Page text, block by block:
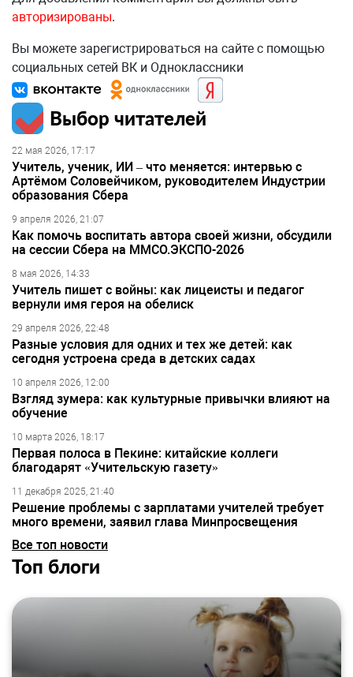
авторизированы.
Вы можете зарегистрироваться на сайте с помощью
социальных сетей ВК и Одноклассники
Выбор читателей
22 мая 2026, 17:17
Учитель, ученик, ИИ – что меняется: интервью с
Артёмом Соловейчиком, руководителем Индустрии
образования Сбера
9 апреля 2026, 21:07
Как помочь воспитать автора своей жизни, обсудили
на сессии Сбера на ММСО.ЭКСПО-2026
8 мая 2026, 14:33
Учитель пишет с войны: как лицеисты и педагог
вернули имя героя на обелиск
29 апреля 2026, 22:48
Разные условия для одних и тех же детей: как
сегодня устроена среда в детских садах
10 апреля 2026, 12:00
Взгляд зумера: как культурные привычки влияют на
обучение
10 марта 2026, 18:17
Первая полоса в Пекине: китайские коллеги
благодарят «Учительскую газету»
11 декабря 2025, 21:40
Решение проблемы с зарплатами учителей требует
много времени, заявил глава Минпросвещения
Все топ новости
Топ блоги